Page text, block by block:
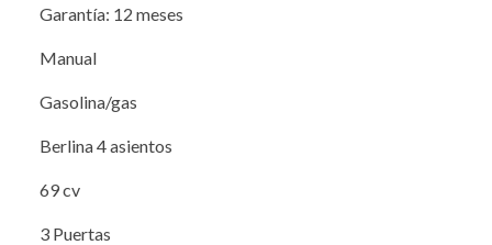
Garantía: 12 meses
Manual
Gasolina/gas
Berlina 4 asientos
69 cv
3 Puertas